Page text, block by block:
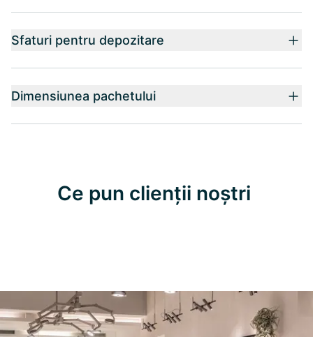
Sfaturi pentru depozitare
Dimensiunea pachetului
Ce pun clienții noștri